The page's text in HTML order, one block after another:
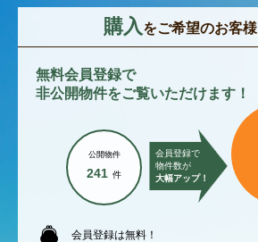
購入 をご希望のお客様
無料会員登録で
非公開物件をご覧いただけます！
会員登録で
物件数が
大幅アップ！
公開物件
241 件
会員登録は無料！